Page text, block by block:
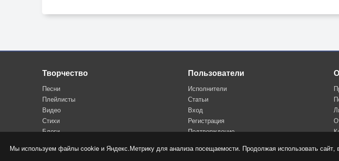
Мы используем файлы cookie и Яндекс.Метрику для анализа посещаемости. Продолжая использовать сайт,
Творчество
Песни
Плейлисты
Видео
Стихи
Блоги
Пользователи
Исполнители
Статьи
Вход
Регистрация
Подтверждение